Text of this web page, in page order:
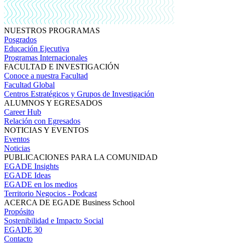
NUESTROS PROGRAMAS
Posgrados
Educación Ejecutiva
Programas Internacionales
FACULTAD E INVESTIGACIÓN
Conoce a nuestra Facultad
Facultad Global
Centros Estratégicos y Grupos de Investigación
ALUMNOS Y EGRESADOS
Career Hub
Relación con Egresados
NOTICIAS Y EVENTOS
Eventos
Noticias
PUBLICACIONES PARA LA COMUNIDAD
EGADE Insights
EGADE Ideas
EGADE en los medios
Territorio Negocios - Podcast
ACERCA DE EGADE Business School
Propósito
Sostenibilidad e Impacto Social
EGADE 30
Contacto